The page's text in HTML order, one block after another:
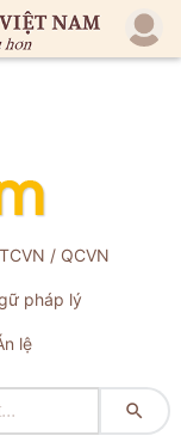
/ QCVN
pháp lý
lệ
